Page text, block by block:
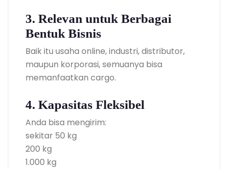
3. Relevan untuk Berbagai
Bentuk Bisnis
Baik itu usaha online, industri, distributor,
maupun korporasi, semuanya bisa
memanfaatkan cargo.
4. Kapasitas Fleksibel
Anda bisa mengirim:
sekitar 50 kg
200 kg
1.000 kg